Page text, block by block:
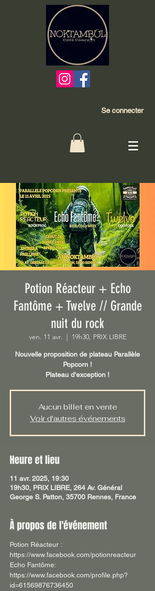
Se connecter
Potion Réacteur + Echo
Fantôme + Twelve // Grande
nuit du rock
ven. 11 avr. 19h30, PRIX LIBRE
Nouvelle proposition de plateau Parallèle
Popcorn !
Plateau d'exception !
Aucun billet en vente
Voir d'autres événements
Heure et lieu
11 avr. 2025, 19:30
19h30, PRIX LIBRE, 264 Av. Général
George S. Patton, 35700 Rennes, France
À propos de l'événement
Potion Réacteur :
https://www.facebook.com/potionreacteur
Echo Fantôme:
https://www.facebook.com/profile.php?
id=61569876736450